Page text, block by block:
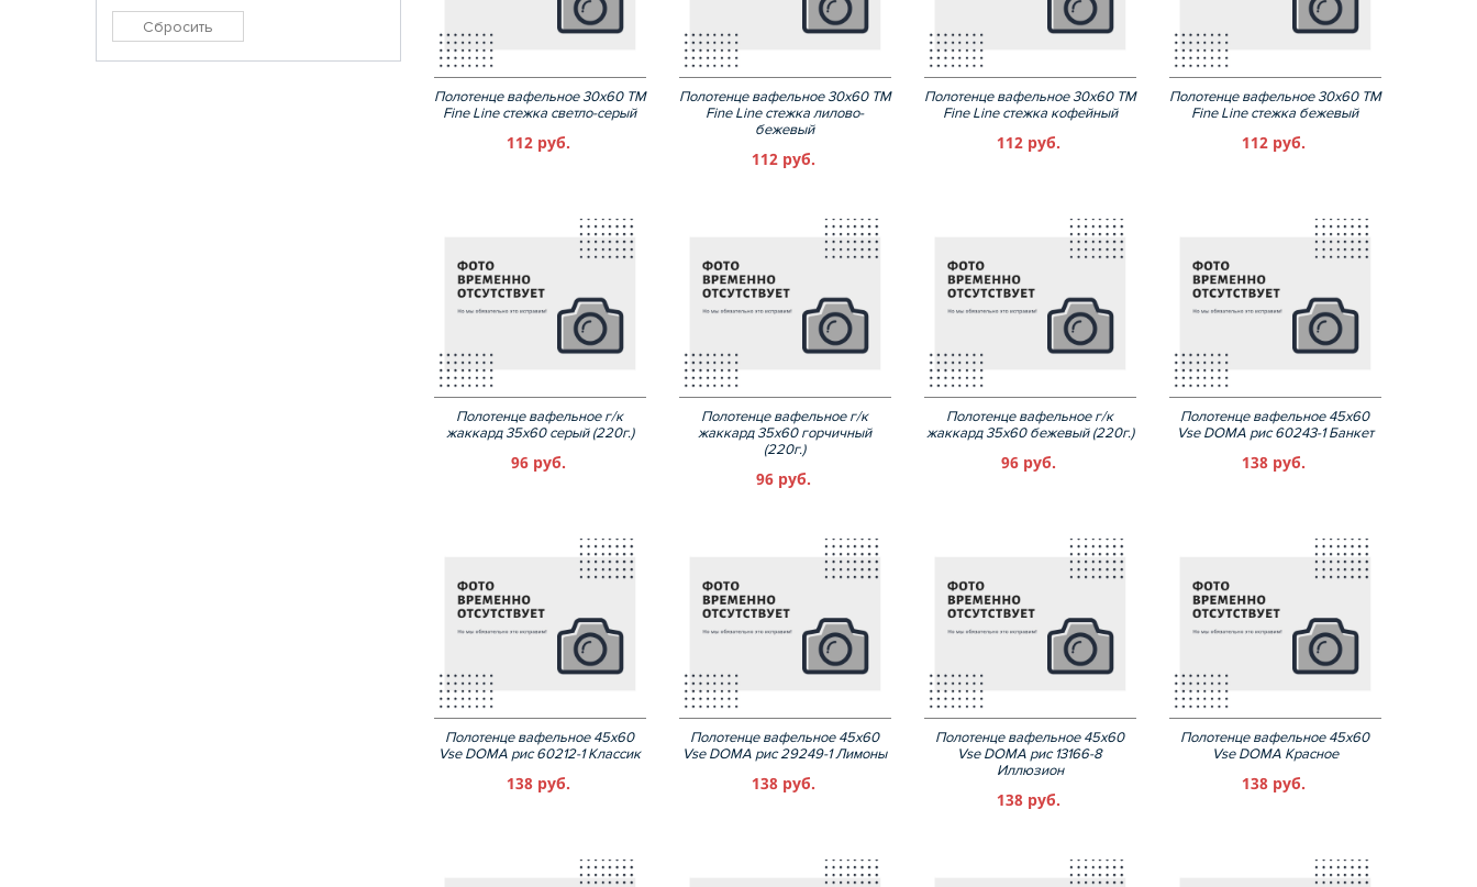
Полотенце вафельное 30х60 ТМ
Fine Line стежка светло-серый
112 руб.
Полотенце вафельное 30х60 ТМ
Fine Line стежка лилово-
бежевый
112 руб.
Полотенце вафельное 30х60 ТМ
Fine Line стежка кофейный
112 руб.
Полотенце вафельное 30х60 ТМ
Fine Line стежка бежевый
112 руб.
Полотенце вафельное г/к
жаккард 35х60 серый (220г.)
96 руб.
Полотенце вафельное г/к
жаккард 35х60 горчичный
(220г.)
96 руб.
Полотенце вафельное г/к
жаккард 35х60 бежевый (220г.)
96 руб.
Полотенце вафельное 45х60
Vse DOMA рис 60243-1 Банкет
138 руб.
Полотенце вафельное 45х60
Vse DOMA рис 60212-1 Классик
138 руб.
Полотенце вафельное 45х60
Vse DOMA рис 29249-1 Лимоны
138 руб.
Полотенце вафельное 45х60
Vse DOMA рис 13166-8
Иллюзион
138 руб.
Полотенце вафельное 45х60
Vse DOMA Красное
138 руб.